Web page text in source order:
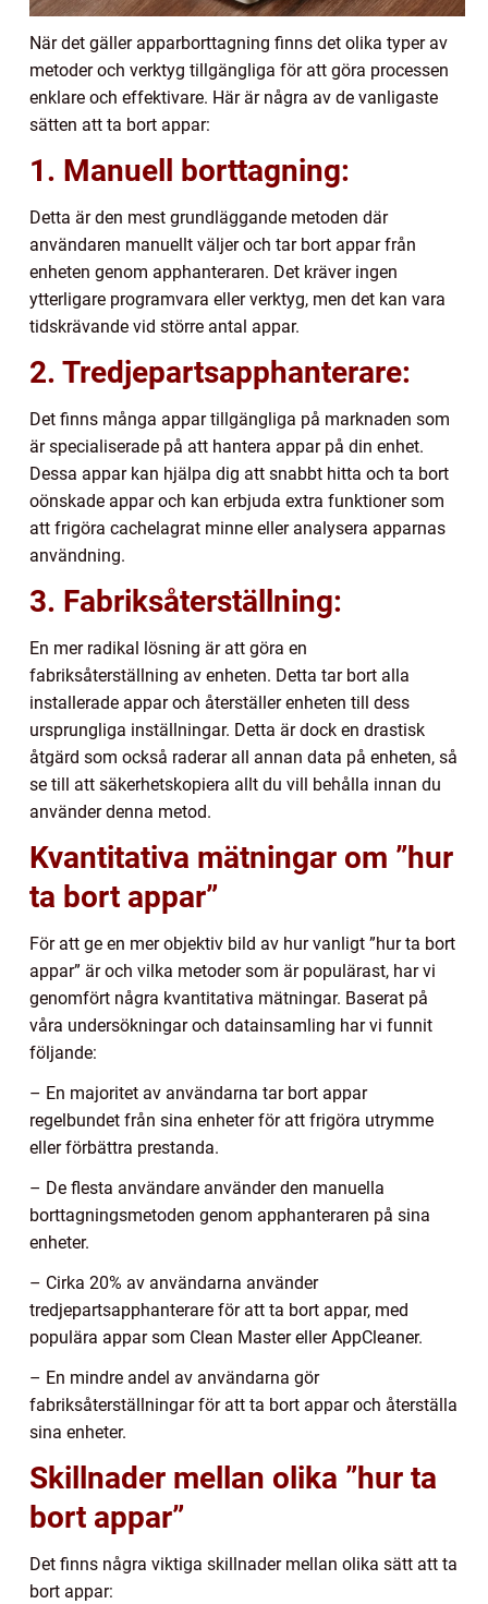
När det gäller apparborttagning finns det olika typer av
metoder och verktyg tillgängliga för att göra processen
enklare och effektivare. Här är några av de vanligaste
sätten att ta bort appar:
1. Manuell borttagning:
Detta är den mest grundläggande metoden där
användaren manuellt väljer och tar bort appar från
enheten genom apphanteraren. Det kräver ingen
ytterligare programvara eller verktyg, men det kan vara
tidskrävande vid större antal appar.
2. Tredjepartsapphanterare:
Det finns många appar tillgängliga på marknaden som
är specialiserade på att hantera appar på din enhet.
Dessa appar kan hjälpa dig att snabbt hitta och ta bort
oönskade appar och kan erbjuda extra funktioner som
att frigöra cachelagrat minne eller analysera apparnas
användning.
3. Fabriksåterställning:
En mer radikal lösning är att göra en
fabriksåterställning av enheten. Detta tar bort alla
installerade appar och återställer enheten till dess
ursprungliga inställningar. Detta är dock en drastisk
åtgärd som också raderar all annan data på enheten, så
se till att säkerhetskopiera allt du vill behålla innan du
använder denna metod.
Kvantitativa mätningar om ”hur
ta bort appar”
För att ge en mer objektiv bild av hur vanligt ”hur ta bort
appar” är och vilka metoder som är populärast, har vi
genomfört några kvantitativa mätningar. Baserat på
våra undersökningar och datainsamling har vi funnit
följande:
– En majoritet av användarna tar bort appar
regelbundet från sina enheter för att frigöra utrymme
eller förbättra prestanda.
– De flesta användare använder den manuella
borttagningsmetoden genom apphanteraren på sina
enheter.
– Cirka 20% av användarna använder
tredjepartsapphanterare för att ta bort appar, med
populära appar som Clean Master eller AppCleaner.
– En mindre andel av användarna gör
fabriksåterställningar för att ta bort appar och återställa
sina enheter.
Skillnader mellan olika ”hur ta
bort appar”
Det finns några viktiga skillnader mellan olika sätt att ta
bort appar: